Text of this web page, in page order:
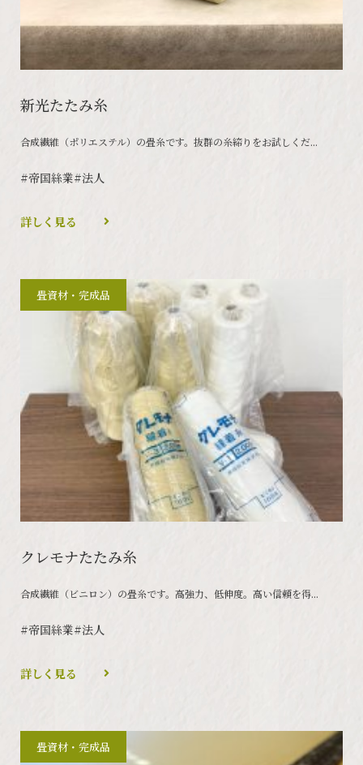
新光たたみ糸
合成繊維（ポリエステル）の畳糸です。抜群の糸締りをお試しくだ...
#帝国絲業#法人
詳しく見る
畳資材・完成品
クレモナたたみ糸
合成繊維（ビニロン）の畳糸です。高強力、低伸度。高い信頼を得...
#帝国絲業#法人
詳しく見る
畳資材・完成品